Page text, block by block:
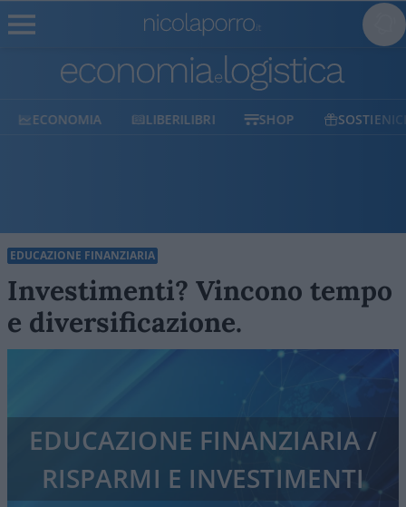
ECONOMIA LIBERILIBRI SHOP SOSTIENICI
EDUCAZIONE FINANZIARIA
Investimenti? Vincono tempo
e diversificazione.
EDUCAZIONE FINANZIARIA /
RISPARMI E INVESTIMENTI